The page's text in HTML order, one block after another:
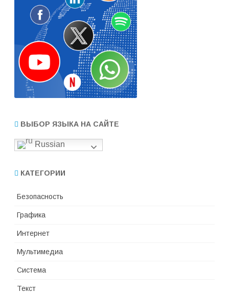
ВЫБОР ЯЗЫКА НА САЙТЕ
Russian
КАТЕГОРИИ
Безопасность
Графика
Интернет
Мультимедиа
Система
Текст